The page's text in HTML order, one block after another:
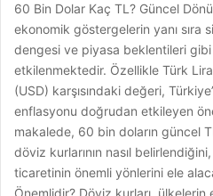
60 Bin Dolar Kaç TL? Güncel
ekonomik göstergelerin yanı sıra
dengesi ve piyasa beklentileri
etkilenmektedir. Özellikle Türk
(USD) karşısındaki değeri,
enflasyonu doğrudan etkileyen
makalede, 60 bin doların güncel
döviz kurlarının nasıl
ticaretinin önemli yönlerini ele
Önemlidir? Döviz kurları,